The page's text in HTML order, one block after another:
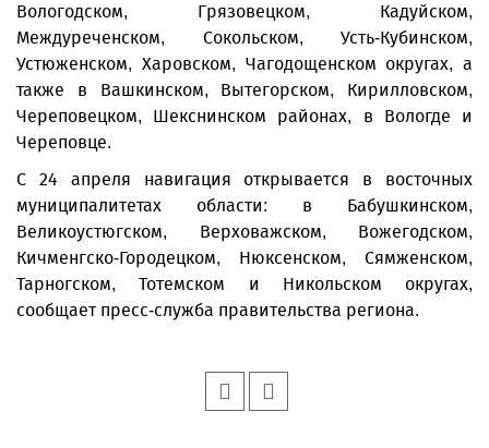
Вологодском, Грязовецком, Кадуйском,
Междуреченском, Сокольском, Усть-Кубинском,
Устюженском, Харовском, Чагодощенском округах, а
также в Вашкинском, Вытегорском, Кирилловском,
Череповецком, Шекснинском районах, в Вологде и
Череповце.
С 24 апреля навигация открывается в восточных
муниципалитетах области: в Бабушкинском,
Великоустюгском, Верховажском, Вожегодском,
Кичменгско-Городецком, Нюксенском, Сямженском,
Тарногском, Тотемском и Никольском округах,
сообщает пресс-служба правительства региона.